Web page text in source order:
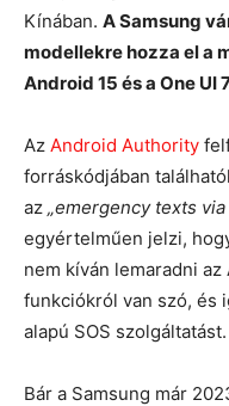
Kínában. A Samsung
modellekre hozza el a
Android 15 és a One
Az Android Authority
forráskódjában
az „emergency texts
egyértelműen jelzi,
nem kíván lemaradni
funkciókról van szó, és
alapú SOS szolgáltatást.
Bár a Samsung már